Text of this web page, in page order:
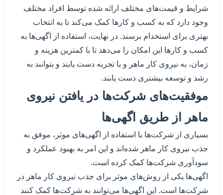
شرایط و قیمت‌های مختلف ارائه شده توسط افراد مختلف
وجود دارد که به کسب و کارها کمک می‌کند تا به انتخاب
بهتری برای استخدام برسند. در نهایت، استفاده از اگهی‌ها به
کسب و کارها این امکان را می‌دهد تا با کمترین هزینه و
زمان، به نیروی کار ماهر و با تجربه دست یابند و بتوانند به
رشد و توسعه بیشتری دست یابند.
موفقیت‌های شرکت‌ها در یافتن نیروی
ماهر از طریق اگهی‌ها
بسیاری از شرکت‌ها با استفاده از اگهی‌های موثر، موفق به
جذب نیروی کار ماهر شده‌اند و این امر به بهبود عملکرد و
سودآوری شرکت‌ها کمک کرده است.
اگهی‌ها یکی از روش‌های موثر برای جذب نیروی کار ماهر در
شرکت‌ها است. این اگهی‌ها می‌توانند به شرکت‌ها کمک کنند